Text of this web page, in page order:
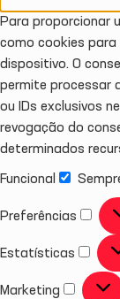
Para proporcionar
como cookies
dispositivo. O
permite processar
ou IDs exclusivos
revogação do
determinados
Funcional
Preferências
Estatísticas
Marketing